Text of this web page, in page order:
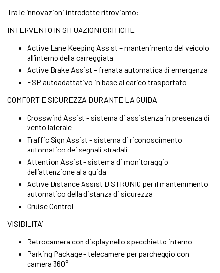
Tra le innovazioni introdotte ritroviamo:
INTERVENTO IN SITUAZIONI CRITICHE
Active Lane Keeping Assist – mantenimento del veicolo
all’interno della carreggiata
Active Brake Assist – frenata automatica di emergenza
ESP autoadattativo in base al carico trasportato
COMFORT E SICUREZZA DURANTE LA GUIDA
Crosswind Assist - sistema di assistenza in presenza di
vento laterale
Traffic Sign Assist - sistema di riconoscimento
automatico dei segnali stradali
Attention Assist - sistema di monitoraggio
dell’attenzione alla guida
Active Distance Assist DISTRONIC per il mantenimento
automatico della distanza di sicurezza
Cruise Control
VISIBILITA’
Retrocamera con display nello specchietto interno
Parking Package - telecamere per parcheggio con
camera 360°